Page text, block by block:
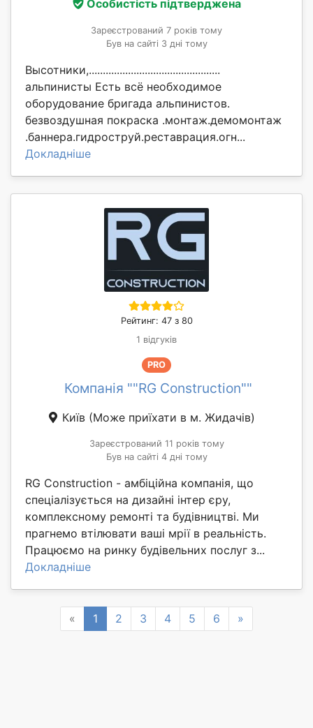
Особистість підтверджена
Зареєстрований 7 років тому
Був на сайті 3 дні тому
Высотники,...............................................
альпинисты Есть всё необходимое
оборудование бригада альпинистов.
безвоздушная покраска .монтаж.демомонтаж
.баннера.гидроструй.реставрация.огн...
Докладніше
Рейтинг: 47 з 80
1 відгуків
PRO
Компанія ""RG Construction""
Київ (Може приїхати в м. Жидачів)
Зареєстрований 11 років тому
Був на сайті 4 дні тому
RG Construction - амбіційна компанія, що
спеціалізується на дизайні інтер єру,
комплексному ремонті та будівництві. Ми
прагнемо втілювати ваші мрії в реальність.
Працюємо на ринку будівельних послуг з...
Докладніше
« Previous
1 2 3 4 5 6 »